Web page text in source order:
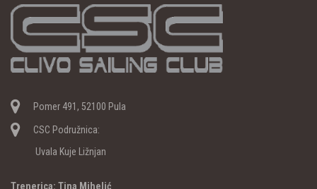
Pomer 491, 52100 Pula
CSC Podružnica:
Uvala Kuje Ližnjan
Trenerica: Tina Mihelić